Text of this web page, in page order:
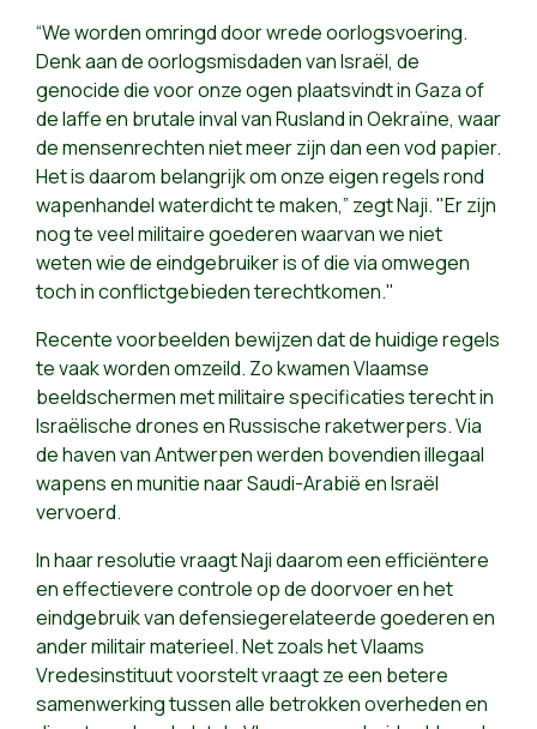
“We worden omringd door wrede oorlogsvoering.
Denk aan de oorlogsmisdaden van Israël, de
genocide die voor onze ogen plaatsvindt in Gaza of
de laffe en brutale inval van Rusland in Oekraïne, waar
de mensenrechten niet meer zijn dan een vod papier.
Het is daarom belangrijk om onze eigen regels rond
wapenhandel waterdicht te maken,” zegt Naji. "Er zijn
nog te veel militaire goederen waarvan we niet
weten wie de eindgebruiker is of die via omwegen
toch in conflictgebieden terechtkomen."
Recente voorbeelden bewijzen dat de huidige regels
te vaak worden omzeild. Zo kwamen Vlaamse
beeldschermen met militaire specificaties terecht in
Israëlische drones en Russische raketwerpers. Via
de haven van Antwerpen werden bovendien illegaal
wapens en munitie naar Saudi-Arabië en Israël
vervoerd.
In haar resolutie vraagt Naji daaromeen efficiëntere
en effectievere controle op de doorvoer en het
eindgebruik van defensiegerelateerde goederen en
ander militair materieel. Net zoals het Vlaams
Vredesinstituut voorstelt vraagt ze een betere
samenwerking tussen alle betrokken overheden en